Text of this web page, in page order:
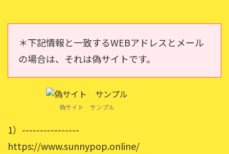
＊下記情報と一致するWEBアドレスとメール
の場合は、それは偽サイトです。
偽サイト サンプル
1）----------------
https://www.sunnypop.online/